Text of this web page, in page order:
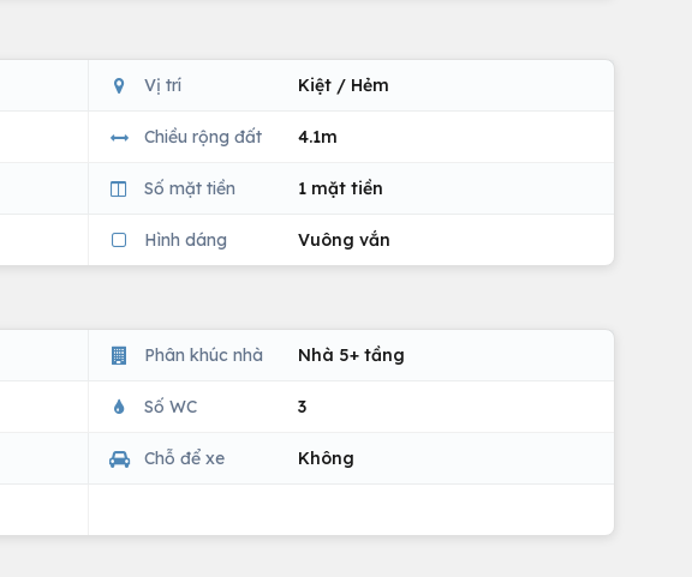
Vị trí Kiệt / Hẻm
Chiều rộng đất 4.1m
Số mặt tiền 1 mặt tiền
Hình dáng Vuông vắn
Phân khúc nhà Nhà 5+ tầng
Số WC 3
Chỗ để xe Không